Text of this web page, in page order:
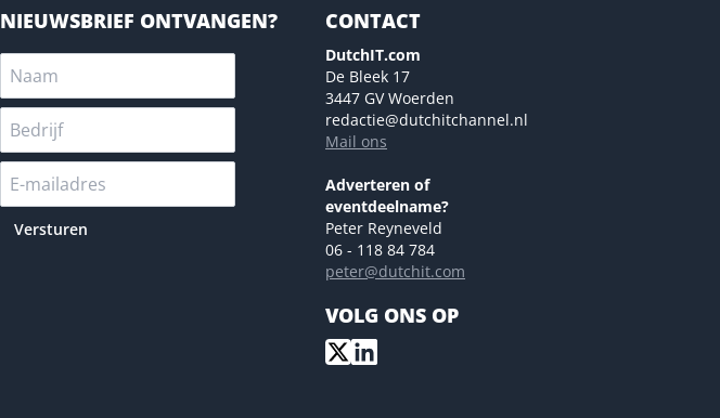
NIEUWSBRIEF ONTVANGEN?
Versturen
CONTACT
DutchIT.com
De Bleek 17
3447 GV Woerden
redactie@dutchitchannel.nl
Mail ons
Adverteren of
eventdeelname?
Peter Reyneveld
06 - 118 84 784
peter@dutchit.com
VOLG ONS OP